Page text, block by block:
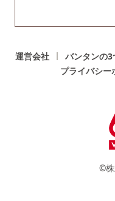
運営会社 バンタンの
プライバシー
©株